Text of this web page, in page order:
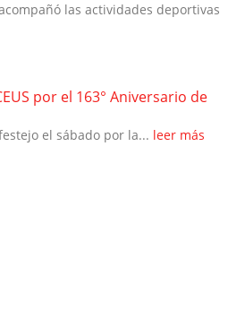
las actividades deportivas
por el 163° Aniversario de
el sábado por la... leer más